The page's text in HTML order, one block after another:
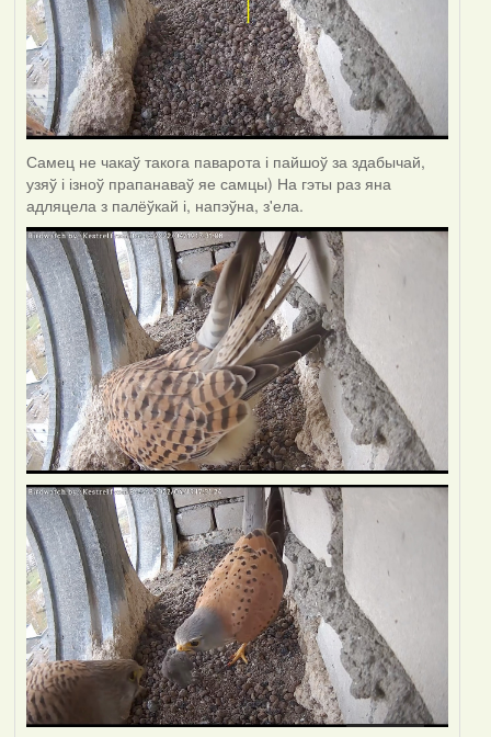
Самец не чакаў такога паварота і пайшоў за здабычай,
узяў і ізноў прапанаваў яе самцы) На гэты раз яна
адляцела з палёўкай і, напэўна, з'ела.